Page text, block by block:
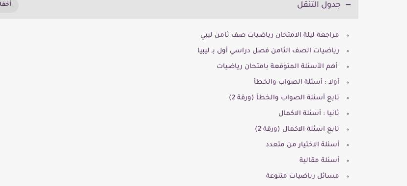
جدول التنقل
مراجعة ليلة الامتحان رياضيات صف ثامن ليبي
رياضيات الصف الثامن فصل دراسي أول بـ ليبيا
أهم الأسئلة المتوقعة بامتحان رياضيات
أولا : أسئلة الصواب والخطأ
تابع أسئلة الصواب والخطأ (ورقة 2)
ثانيا : أسئلة الاكمال
تابع اسئلة الاكمال (ورقة 2)
أسئلة الاختيار من متعدد
أسئلة مقالية
مسائل رياضيات متنوعة